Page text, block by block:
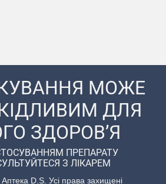
МОЖЕ
ДЛЯ
ЗДОРОВ’Я
ПРЕПАРАТУ
З ЛІКАРЕМ
D.S. Усі права захищені